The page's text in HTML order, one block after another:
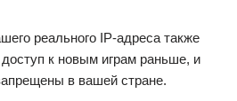
реального IP-адреса также
к новым играм раньше, и
в вашей стране.